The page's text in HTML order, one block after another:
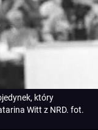
który
Witt z NRD. fot.